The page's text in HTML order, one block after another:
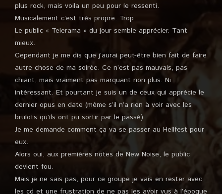
plus rock, mais voila un peu pour le ressenti.
Musicalement c’est très propre. Trop.
Le public « Telerama » du jour semble apprécier. Tant
mieux.
Cependant je me dis que j’aurai peut-être bien fait de faire
autre chose de ma soirée. Ce n’est pas mauvais, pas
chiant, mais vraiment pas marquant non plus. Ni
intéressant. Et pourtant je suis un de ceux qui apprécie le
dernier opus en date (même s’il n’a rien à voir avec les
brulots qu’ils ont pu sortir par le passé)
Je me demande comment ça va se passer au Hellfest pour
eux.
Alors oui, aux premières notes de New Noise, le public
devient fou.
Mais je ne sais pas, pour ce groupe je vais en rester avec
les cd et une frustration de ne pas les avoir vus à l’époque